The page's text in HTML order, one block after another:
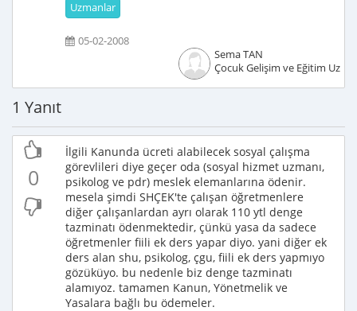
Uzmanlar
05-02-2008
Sema TAN
Çocuk Gelişim ve Eğitim
1 Yanıt
0
İlgili Kanunda ücreti alabilecek sosyal çalışma
görevlileri diye geçer oda (sosyal hizmet uzmanı,
psikolog ve pdr) meslek elemanlarına ödenir.
mesela şimdi SHÇEK'te çalışan öğretmenlere
diğer çalışanlardan ayrı olarak 110 ytl denge
tazminatı ödenmektedir, çünkü yasa da sadece
öğretmenler fiili ek ders yapar diyo. yani diğer ek
ders alan shu, psikolog, çgu, fiili ek ders yapmıyo
gözüküyo. bu nedenle biz denge tazminatı
alamıyoz. tamamen Kanun, Yönetmelik ve
Yasalara bağlı bu ödemeler.